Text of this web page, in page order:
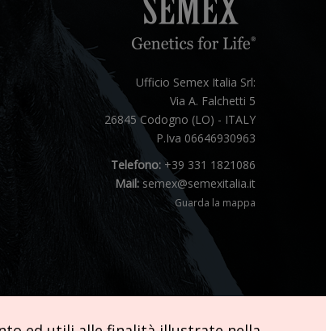
Ufficio Semex Italia Srl:
Via A. Falchetti 5
26845 Codogno (LO) - ITALY
P.Iva 06646930963
Telefono:+39 331 1821086
Mail: semex@semexitalia.it
Guarda la mappa